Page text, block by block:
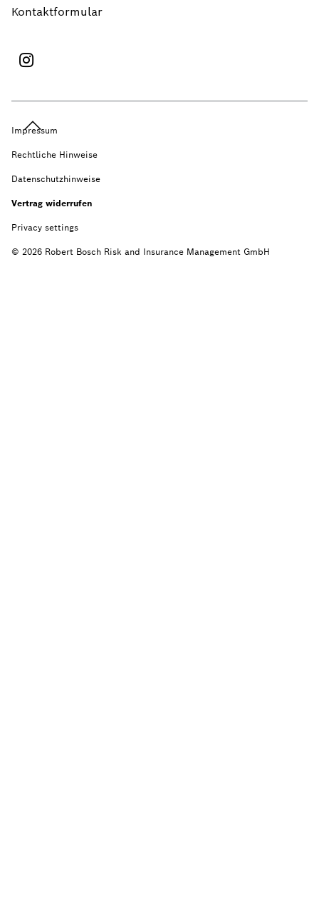
Kontaktformular
Impressum
Rechtliche Hinweise
Datenschutzhinweise
Vertrag widerrufen
Privacy settings
© 2026 Robert Bosch Risk and Insurance Management GmbH